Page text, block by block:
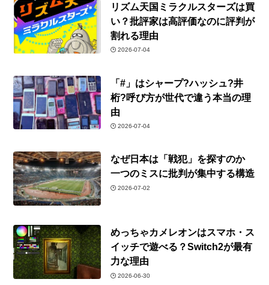
リズム天国ミラクルスターズは買
い？批評家は高評価なのに評判が
割れる理由
2026-07-04
「#」はシャープ?ハッシュ?井
桁?呼び方が世代で違う本当の理
由
2026-07-04
なぜ日本は「戦犯」を探すのか
一つのミスに批判が集中する構造
2026-07-02
めっちゃカメレオンはスマホ・ス
イッチで遊べる？Switch2が最有
力な理由
2026-06-30